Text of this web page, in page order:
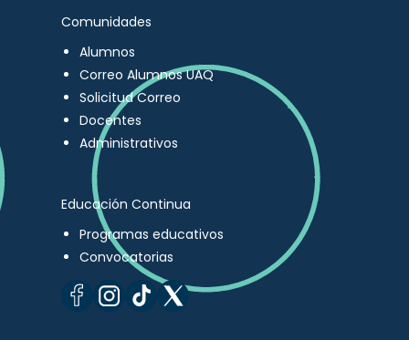
Comunidades
Alumnos
Correo Alumnos UAQ
Solicitud Correo
Docentes
Administrativos
Educación Continua
Programas educativos
Convocatorias